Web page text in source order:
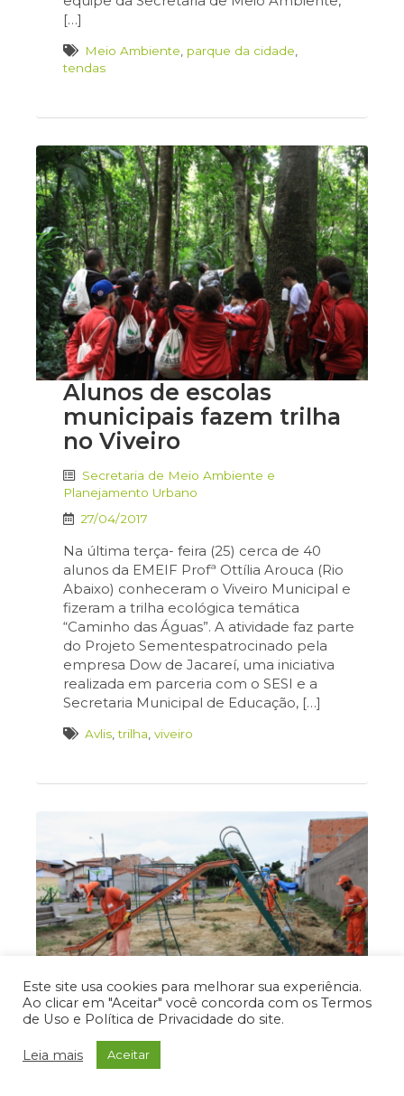
[…]
Meio Ambiente parque da cidade
tendas
Alunos de escolas
municipais fazem trilha
no Viveiro
Secretaria de Meio Ambiente e
Planejamento Urbano
27/04/2017
Na última terça- feira (25) cerca de 40
alunos da EMEIF Profª Ottília Arouca (Rio
Abaixo) conheceram o Viveiro Municipal e
fizeram a trilha ecológica temática
“Caminho das Águas”. A atividade faz parte
do Projeto Sementespatrocinado pela
empresa Dow de Jacareí, uma iniciativa
realizada em parceria com o SESI e a
Secretaria Municipal de Educação, […]
Avlis ,trilha viveiro
Capina e limpeza
Este site usa cookies para melhorar sua experiência.
Ao clicar em "Aceitar" você concorda com os Termos
de Uso e Política de Privacidade do site.
Leia mais Aceitar